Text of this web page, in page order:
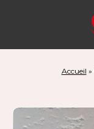
Accueil »